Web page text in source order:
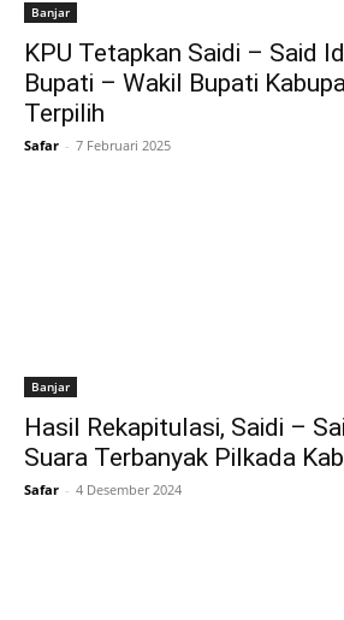
Banjar
KPU Tetapkan Saidi – Said
Bupati – Wakil Bupati
Terpilih
Safar - 7 Februari 2025
Banjar
Hasil Rekapitulasi, Saidi –
Suara Terbanyak Pilkada
Safar - 4 Desember 2024